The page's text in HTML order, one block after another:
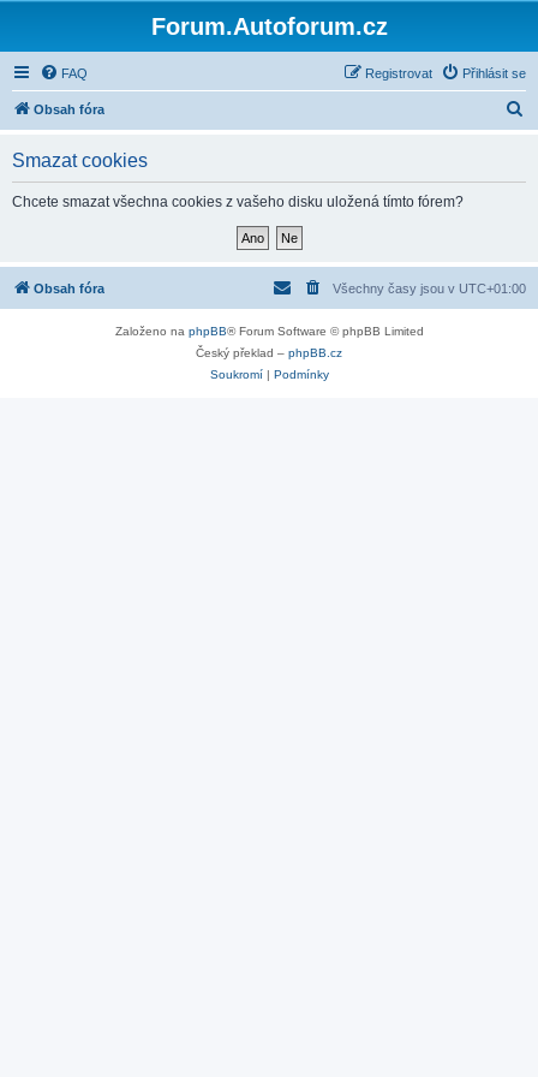
Forum.Autoforum.cz
FAQ Přihlásit se
Registrovat
Obsah fóra
Smazat cookies
Chcete smazat všechna cookies z vašeho disku uložená tímto fórem?
Obsah fóra Všechny časy jsou v UTC+01:00
Založeno na phpBB® Forum Software © phpBB Limited
Český překlad – phpBB.cz
Soukromí| Podmínky